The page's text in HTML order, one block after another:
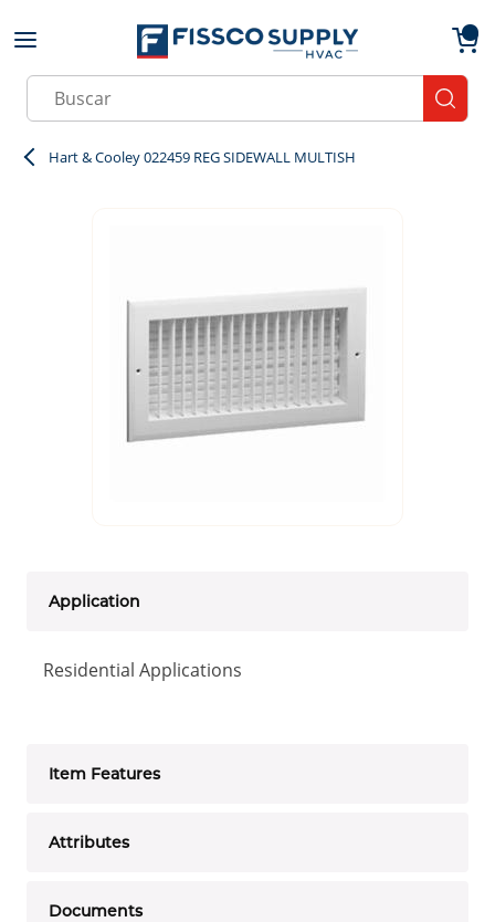
Skip to main content
Site Search
Hart & Cooley 022459 REG SIDEWALL MULTISH
Application
Residential Applications
Item Features
Attributes
Documents